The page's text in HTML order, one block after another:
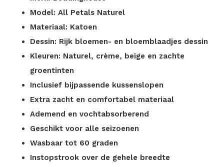
Model: All Petals Naturel
Materiaal: Katoen
Dessin: Rijk bloemen- en bloemblaadjes dessin
Kleuren: Naturel, crème, beige en zachte
groentinten
Inclusief bijpassende kussenslopen
Extra zacht en comfortabel materiaal
Ademend en vochtabsorberend
Geschikt voor alle seizoenen
Wasbaar tot 60 graden
Instopstrook over de gehele breedte